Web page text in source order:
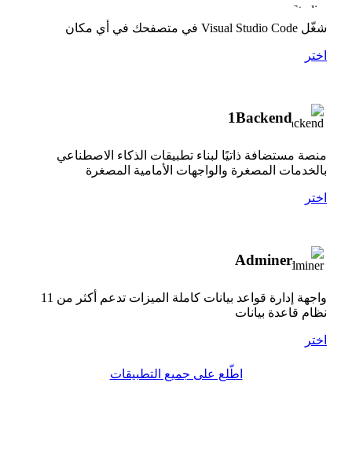
شغّل Visual Studio Code في متصفحك في أي مكان
اختر
1Backend
منصة مستضافة ذاتيًا لبناء تطبيقات الذكاء الاصطناعي
بالخدمات المصغرة والواجهات الأمامية المصغرة
اختر
Adminer
واجهة إدارة قواعد بيانات كاملة الميزات تدعم أكثر من 11
نظام قاعدة بيانات
اختر
اطّلع على جميع التطبيقات